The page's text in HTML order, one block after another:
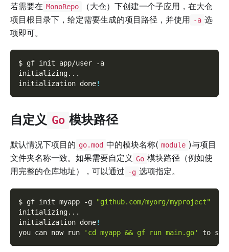
若需要在 MonoRepo
（大仓）下创建一个子应用，在大仓
项目根目录下，给定需要生成的项目路径，并使用 -a 选
项即可。
$ gf init app/user
-a
initializing.. .
initialization done!
自定义 Go 模块路径
默认情况下项目的 go.mod 中的模块名称( module )与项目
文件夹名称一致。如果需要自定义 Go 模块路径（例如使
用完整的仓库地址），可以通过 -g 选项指定。
$ gf init myapp -g
"github.com/myorg/myproject"
initializing.. .
initialization done!
you can now run
'cd myapp && gf run main.go' to